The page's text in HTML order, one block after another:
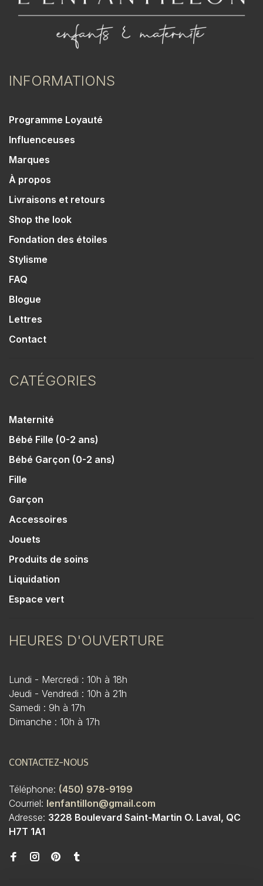
INFORMATIONS
Programme Loyauté
Influenceuses
Marques
À propos
Livraisons et retours
Shop the look
Fondation des étoiles
Stylisme
FAQ
Blogue
Lettres
Contact
CATÉGORIES
Maternité
Bébé Fille (0-2 ans)
Bébé Garçon (0-2 ans)
Fille
Garçon
Accessoires
Jouets
Produits de soins
Liquidation
Espace vert
HEURES D'OUVERTURE
Lundi - Mercredi : 10h à 18h
Jeudi - Vendredi : 10h à 21h
Samedi : 9h à 17h
Dimanche : 10h à 17h
CONTACTEZ-NOUS
Téléphone: (450) 978-9199
Courriel: lenfantillon@gmail.com
Adresse: 3228 Boulevard Saint-Martin O. Laval, QC
H7T 1A1